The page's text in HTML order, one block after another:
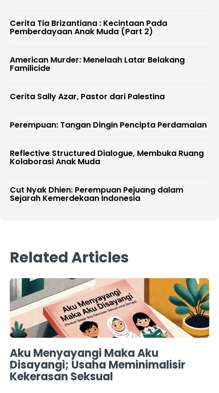
Cerita Tia Brizantiana : Kecintaan Pada
Pemberdayaan Anak Muda (Part 2)
American Murder: Menelaah Latar Belakang
Familicide
Cerita Sally Azar, Pastor dari Palestina
Perempuan: Tangan Dingin Pencipta Perdamaian
Reflective Structured Dialogue, Membuka Ruang
Kolaborasi Anak Muda
Cut Nyak Dhien: Perempuan Pejuang dalam
Sejarah Kemerdekaan Indonesia
Related Articles
Aku Menyayangi Maka Aku
Disayangi; Usaha Meminimalisir
Kekerasan Seksual